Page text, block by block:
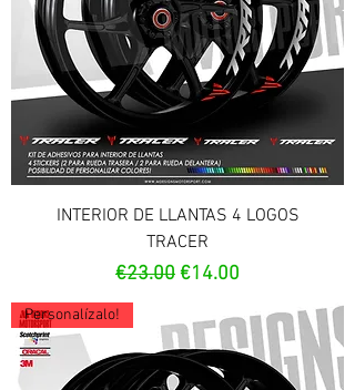
INTERIOR DE LLANTAS 4 LOGOS
TRACER
Regular Price
€23.00Sale Price
€14.00
Personalízalo!